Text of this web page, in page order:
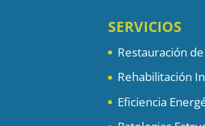
SERVICIOS
Restauración
Rehabilitación
Eficiencia